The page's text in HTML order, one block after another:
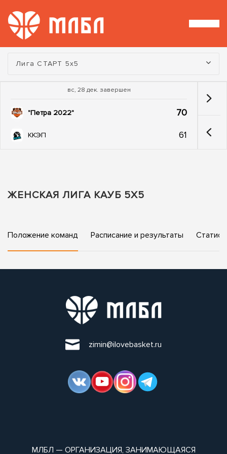
Турнир:
Лига СТАРТ 5х5
вс, 28 дек. завершен
"Петра 2022" 70
ККЭП 61
ЖЕНСКАЯ ЛИГА КАУБ 5Х5
Положение команд Расписание и результаты
zimin@ilovebasket.ru
МЛБЛ — ОРГАНИЗАЦИЯ, ЗАНИМАЮЩАЯСЯ